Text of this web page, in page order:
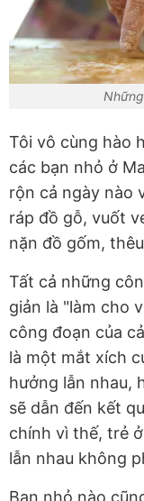
Tôi vô cùng hào
các bạn nhỏ ở
rộn cả ngày nào
ráp đồ gỗ, vuốt
nặn đồ gốm,
Tất cả những
giản là "làm cho
công đoạn của
là một mắt xích
hưởng lẫn nhau,
sẽ dẫn đến kết
chính vì thế, trẻ
lẫn nhau không
Bạn nhỏ nào